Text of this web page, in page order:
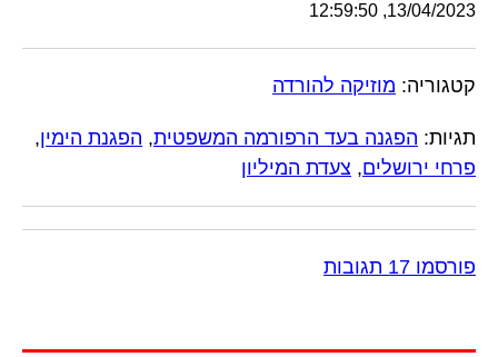
13/04/2023, 12:59:50
קטגוריה: מוזיקה להורדה
תגיות: הפגנה בעד הרפורמה המשפטית, הפגנת הימין,
פרחי ירושלים, צעדת המיליון
פורסמו 17 תגובות